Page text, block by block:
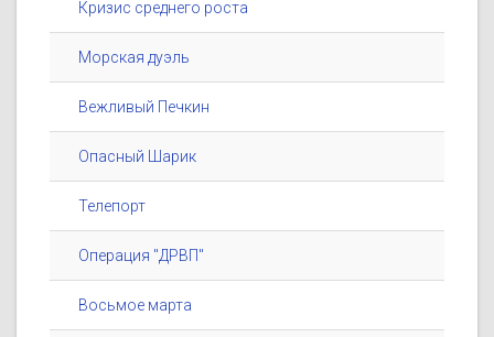
Кризис среднего роста
Морская дуэль
Вежливый Печкин
Опасный Шарик
Телепорт
Операция "ДРВП"
Восьмое марта